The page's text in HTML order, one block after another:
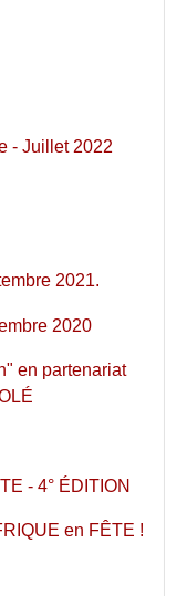
- Juillet 2022
2021.
2020
en partenariat
- 4° ÉDITION
en FÊTE !